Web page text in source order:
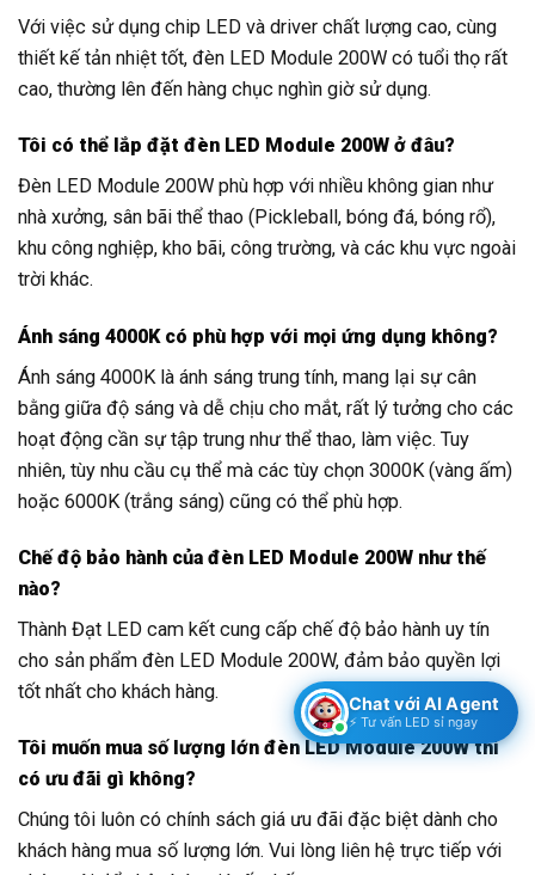
Với việc sử dụng chip LED và driver chất lượng cao, cùng
thiết kế tản nhiệt tốt, đèn LED Module 200W có tuổi thọ rất
cao, thường lên đến hàng chục nghìn giờ sử dụng.
Tôi có thể lắp đặt đèn LED Module 200W ở đâu?
Đèn LED Module 200W phù hợp với nhiều không gian như
nhà xưởng, sân bãi thể thao (Pickleball, bóng đá, bóng rổ),
khu công nghiệp, kho bãi, công trường, và các khu vực ngoài
trời khác.
Ánh sáng 4000K có phù hợp với mọi ứng dụng không?
Ánh sáng 4000K là ánh sáng trung tính, mang lại sự cân
bằng giữa độ sáng và dễ chịu cho mắt, rất lý tưởng cho các
hoạt động cần sự tập trung như thể thao, làm việc. Tuy
nhiên, tùy nhu cầu cụ thể mà các tùy chọn 3000K (vàng ấm)
hoặc 6000K (trắng sáng) cũng có thể phù hợp.
Chế độ bảo hành của đèn LED Module 200W như thế
nào?
Thành Đạt LED cam kết cung cấp chế độ bảo hành uy tín
cho sản phẩm đèn LED Module 200W, đảm bảo quyền lợi
tốt nhất cho khách hàng.
Tôi muốn mua số lượng lớn đèn LED Module 200W thì
có ưu đãi gì không?
Chúng tôi luôn có chính sách giá ưu đãi đặc biệt dành cho
khách hàng mua số lượng lớn. Vui lòng liên hệ trực tiếp với
Chat với AI Agent
⚡ Tư vấn LED sỉ ngay